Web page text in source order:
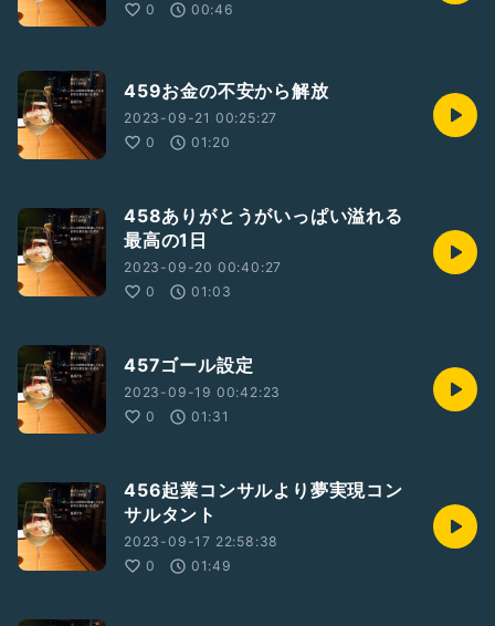
0
00:46
459お金の不安から解放
2023-09-21 00:25:27
0
01:20
458ありがとうがいっぱい溢れる
最高の1日
2023-09-20 00:40:27
0
01:03
457ゴール設定
2023-09-19 00:42:23
0
01:31
456起業コンサルより夢実現コン
サルタント
2023-09-17 22:58:38
0
01:49